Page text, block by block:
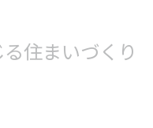
住まいづくり